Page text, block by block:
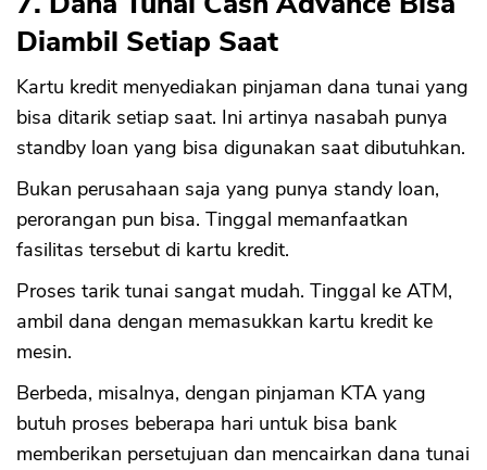
Diambil Setiap Saat
Kartu kredit menyediakan pinjaman dana tunai yang
bisa ditarik setiap saat. Ini artinya nasabah punya
standby loan yang bisa digunakan saat dibutuhkan.
Bukan perusahaan saja yang punya standy loan,
perorangan pun bisa. Tinggal memanfaatkan
fasilitas tersebut di kartu kredit.
Proses tarik tunai sangat mudah. Tinggal ke ATM,
ambil dana dengan memasukkan kartu kredit ke
mesin.
Berbeda, misalnya, dengan pinjaman KTA yang
butuh proses beberapa hari untuk bisa bank
memberikan persetujuan dan mencairkan dana tunai